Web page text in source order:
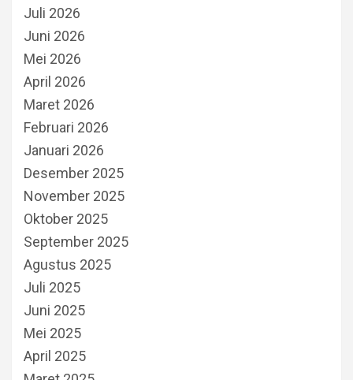
Juli 2026
Juni 2026
Mei 2026
April 2026
Maret 2026
Februari 2026
Januari 2026
Desember 2025
November 2025
Oktober 2025
September 2025
Agustus 2025
Juli 2025
Juni 2025
Mei 2025
April 2025